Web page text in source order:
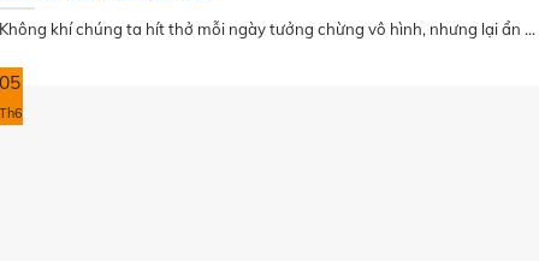
Không khí chúng ta hít thở mỗi ngày tưởng chừng vô hình, nhưng lại ẩn ...
05
Th6